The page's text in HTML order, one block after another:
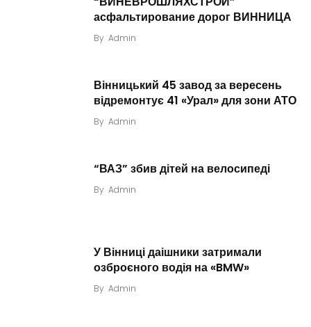
асфальтирование дорог ВИННИЦА
By Admin
Вінницький 45 завод за вересень
відремонтує 41 «Урал» для зони АТО
By Admin
“ВАЗ” збив дітей на велосипеді
By Admin
У Вінниці даішники затримали
озброєного водія на «BMW»
By Admin